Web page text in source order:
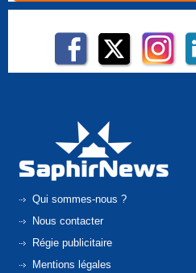
Qui sommes-nous ?
Nous contacter
Régie publicitaire
Mentions légales